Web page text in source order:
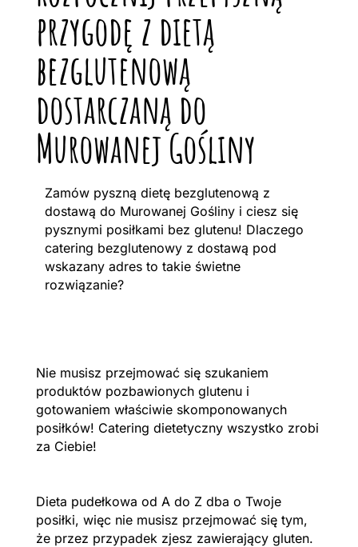
przygodę z dietą
bezglutenową
dostarczaną do
Murowanej Gośliny
Zamów pyszną dietę bezglutenową z
dostawą do Murowanej Gośliny i ciesz się
pysznymi posiłkami bez glutenu! Dlaczego
catering bezglutenowy z dostawą pod
wskazany adres to takie świetne
rozwiązanie?
Nie musisz przejmować się szukaniem
produktów pozbawionych glutenu i
gotowaniem właściwie skomponowanych
posiłków! Catering dietetyczny wszystko zrobi
za Ciebie!
Dieta pudełkowa od A do Z dba o Twoje
posiłki, więc nie musisz przejmować się tym,
że przez przypadek zjesz zawierający gluten.